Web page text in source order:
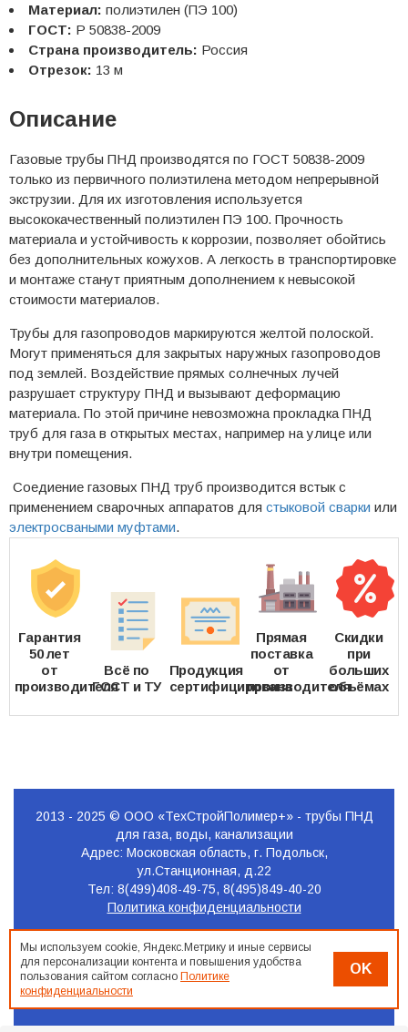
Материал: полиэтилен (ПЭ 100)
ГОСТ: Р 50838-2009
Страна производитель: Россия
Отрезок: 13 м
Описание
Газовые трубы ПНД производятся по ГОСТ 50838-2009
только из первичного полиэтилена методом непрерывной
экструзии. Для их изготовления используется
высококачественный полиэтилен ПЭ 100. Прочность
материала и устойчивость к коррозии, позволяет обойтись
без дополнительных кожухов. А легкость в транспортировке
и монтаже станут приятным дополнением к невысокой
стоимости материалов.
Трубы для газопроводов маркируются желтой полоской.
Могут применяться для закрытых наружных газопроводов
под землей. Воздействие прямых солнечных лучей
разрушает структуру ПНД и вызывают деформацию
материала. По этой причине невозможна прокладка ПНД
труб для газа в открытых местах, например на улице или
внутри помещения.
Соедиение газовых ПНД труб производится встык с
применением сварочных аппаратов для стыковой сварки или
электросваными муфтами.
Гарантия
50 лет
от
производителя
Всё по
ГОСТ и ТУ
Продукция
сертифицирована
Прямая
поставка
от
производителя
Скидки
при
больших
объёмах
2013 - 2025 © ООО «ТехСтройПолимер+» - трубы ПНД
для газа, воды, канализации
Адрес: Московская область, г. Подольск,
ул.Станционная, д.22
Тел: 8(499)408-49-75, 8(495)849-40-20
Политика конфиденциальности
Продвижение
сайта
Seo-
Мы используем cookie, Яндекс.Метрику и иные сервисы
для персонализации контента и повышения удобства
пользования сайтом согласно Политике
конфиденциальности
OK